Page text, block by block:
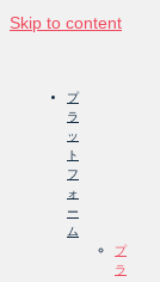
Skip to content
プ
ラ
ッ
ト
フ
ォ
ー
ム
プ
ラ